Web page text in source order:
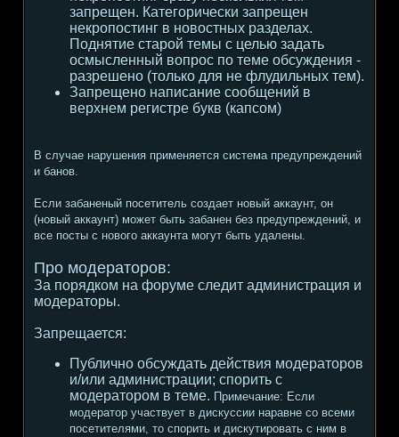
запрещен. Категорически запрещен
некропостинг в новостных разделах.
Поднятие старой темы с целью задать
осмысленный вопрос по теме обсуждения -
разрешено (только для не флудильных тем).
Запрещено написание сообщений в
верхнем регистре букв (капсом)
В случае нарушения применяется система предупреждений
и банов.
Если забаненый посетитель создает новый аккаунт, он
(новый аккаунт) может быть забанен без предупреждений, и
все посты с нового аккаунта могут быть удалены.
Про модераторов:
За порядком на форуме следит администрация и
модераторы.
Запрещается:
Публично обсуждать действия модераторов
и/или администрации; спорить с
модератором в теме. Примечание: Если
модератор участвует в дискуссии наравне со всеми
посетителями, то спорить и дискутировать с ним в